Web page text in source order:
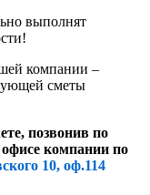
выполнят
компании –
сметы
позвонив по
компании по
10, оф.114